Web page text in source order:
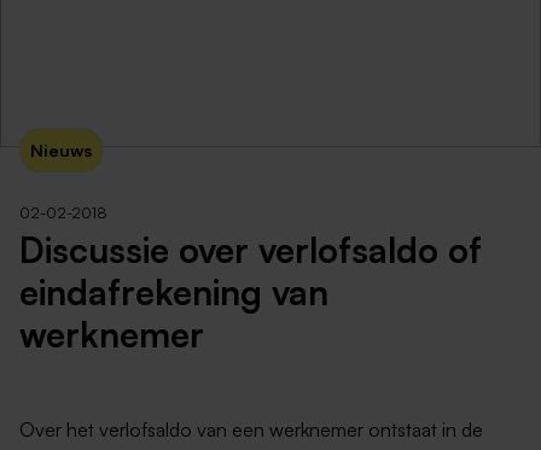
Nieuws
02-02-2018
Discussie over verlofsaldo of
eindafrekening van
werknemer
Over het verlofsaldo van een werknemer ontstaat in de